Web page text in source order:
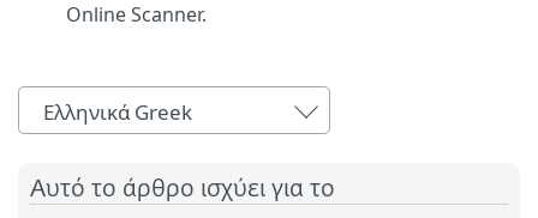
Online Scanner.
Ελληνικά Greek
Αυτό το άρθρο ισχύει για το